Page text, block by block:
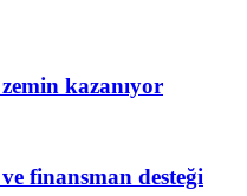
kazanıyor
finansman desteği